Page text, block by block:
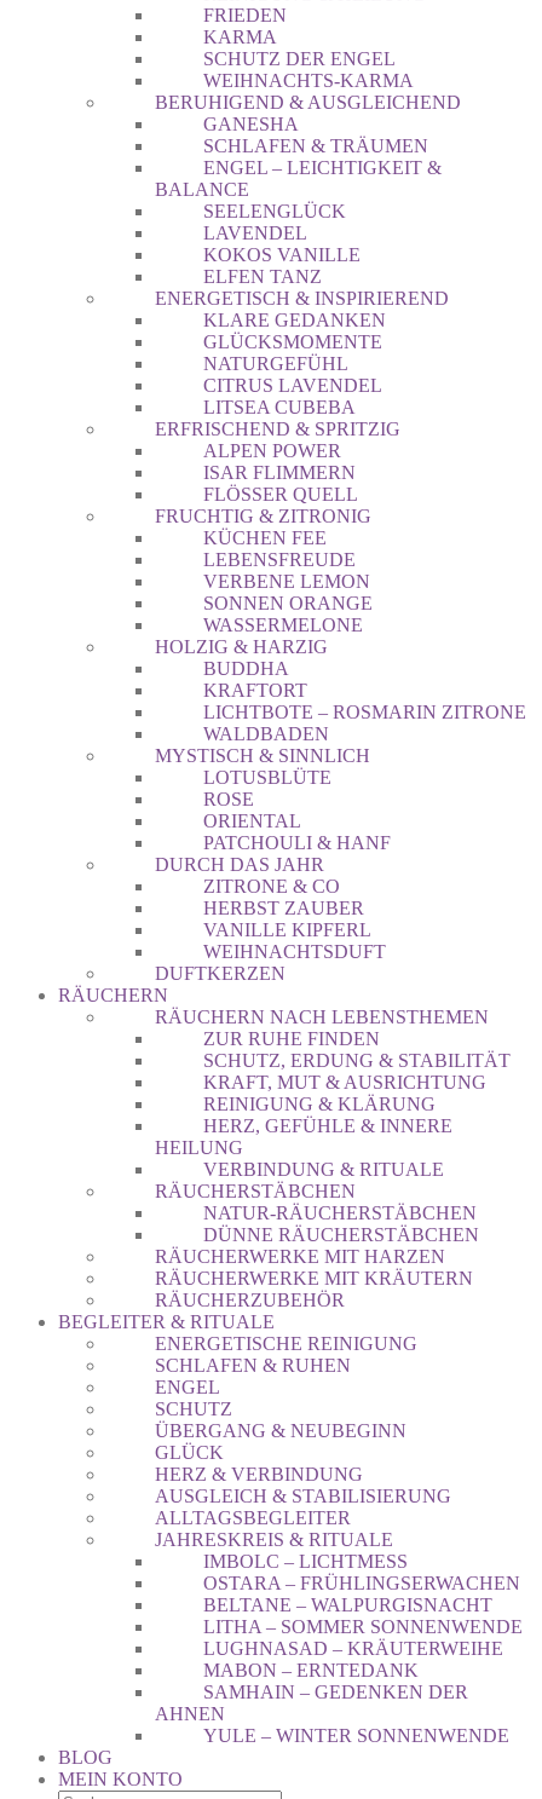
FRIEDEN
KARMA
SCHUTZ DER ENGEL
WEIHNACHTS-KARMA
BERUHIGEND & AUSGLEICHEND
GANESHA
SCHLAFEN & TRÄUMEN
ENGEL – LEICHTIGKEIT &
BALANCE
SEELENGLÜCK
LAVENDEL
KOKOS VANILLE
ELFEN TANZ
ENERGETISCH & INSPIRIEREND
KLARE GEDANKEN
GLÜCKSMOMENTE
NATURGEFÜHL
CITRUS LAVENDEL
LITSEA CUBEBA
ERFRISCHEND & SPRITZIG
ALPEN POWER
ISAR FLIMMERN
FLÖSSER QUELL
FRUCHTIG & ZITRONIG
KÜCHEN FEE
LEBENSFREUDE
VERBENE LEMON
SONNEN ORANGE
WASSERMELONE
HOLZIG & HARZIG
BUDDHA
KRAFTORT
LICHTBOTE – ROSMARIN ZITRONE
WALDBADEN
MYSTISCH & SINNLICH
LOTUSBLÜTE
ROSE
ORIENTAL
PATCHOULI & HANF
DURCH DAS JAHR
ZITRONE & CO
HERBST ZAUBER
VANILLE KIPFERL
WEIHNACHTSDUFT
DUFTKERZEN
RÄUCHERN
RÄUCHERN NACH LEBENSTHEMEN
ZUR RUHE FINDEN
SCHUTZ, ERDUNG & STABILITÄT
KRAFT, MUT & AUSRICHTUNG
REINIGUNG & KLÄRUNG
HERZ, GEFÜHLE & INNERE
HEILUNG
VERBINDUNG & RITUALE
RÄUCHERSTÄBCHEN
NATUR-RÄUCHERSTÄBCHEN
DÜNNE RÄUCHERSTÄBCHEN
RÄUCHERWERKE MIT HARZEN
RÄUCHERWERKE MIT KRÄUTERN
RÄUCHERZUBEHÖR
BEGLEITER & RITUALE
ENERGETISCHE REINIGUNG
SCHLAFEN & RUHEN
ENGEL
SCHUTZ
ÜBERGANG & NEUBEGINN
GLÜCK
HERZ & VERBINDUNG
AUSGLEICH & STABILISIERUNG
ALLTAGSBEGLEITER
JAHRESKREIS & RITUALE
IMBOLC – LICHTMESS
OSTARA – FRÜHLINGSERWACHEN
BELTANE – WALPURGISNACHT
LITHA – SOMMER SONNENWENDE
LUGHNASAD – KRÄUTERWEIHE
MABON – ERNTEDANK
SAMHAIN – GEDENKEN DER
AHNEN
YULE – WINTER SONNENWENDE
BLOG
MEIN KONTO